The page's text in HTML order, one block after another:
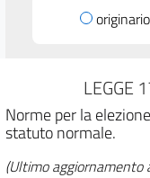
originario
LEGGE
Norme per la
statuto normale.
(Ultimo